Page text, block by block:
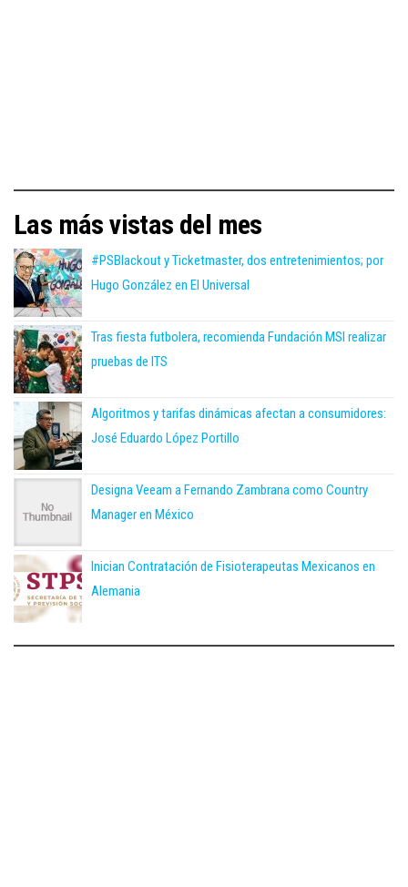
Las más vistas del mes
#PSBlackout y Ticketmaster, dos entretenimientos; por
Hugo González en El Universal
Tras fiesta futbolera, recomienda Fundación MSI realizar
pruebas de ITS
Algoritmos y tarifas dinámicas afectan a consumidores:
José Eduardo López Portillo
Designa Veeam a Fernando Zambrana como Country
Manager en México
Inician Contratación de Fisioterapeutas Mexicanos en
Alemania